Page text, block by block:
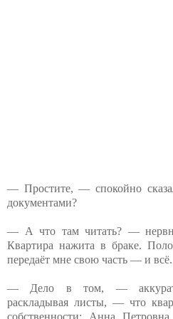
— Простите, — спокойно
документами?
— А что там читать? —
Квартира нажита в браке.
передаёт мне свою часть — и всё.
— Дело в том, —
раскладывая листы, — что
собственности: Анна